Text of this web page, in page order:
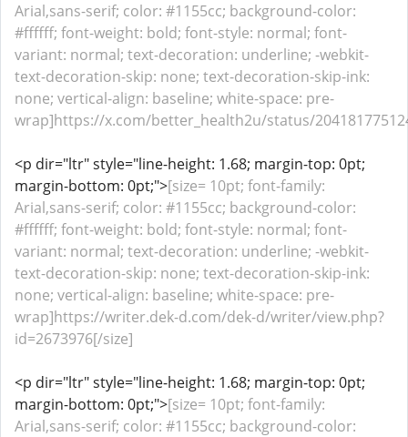
Arial,sans-serif; color: #1155cc; background-color:
#ffffff; font-weight: bold; font-style: normal; font-
variant: normal; text-decoration: underline; -webkit-
text-decoration-skip: none; text-decoration-skip-ink:
none; vertical-align: baseline; white-space: pre-
wrap]https://x.com/better_health2u/status/
<p dir="ltr" style="line-height: 1.68; margin-top: 0pt;
margin-bottom: 0pt;">[size= 10pt; font-family:
Arial,sans-serif; color: #1155cc; background-color:
#ffffff; font-weight: bold; font-style: normal; font-
variant: normal; text-decoration: underline; -webkit-
text-decoration-skip: none; text-decoration-skip-ink:
none; vertical-align: baseline; white-space: pre-
wrap]https://writer.dek-d.com/dek-d/writer/view.php?
id=2673976[/size]
<p dir="ltr" style="line-height: 1.68; margin-top: 0pt;
margin-bottom: 0pt;">[size= 10pt; font-family:
Arial,sans-serif; color: #1155cc; background-color: